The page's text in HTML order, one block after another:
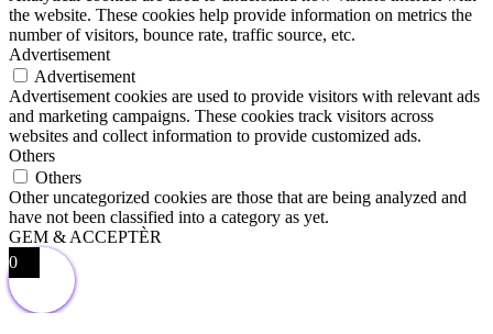
the website. These cookies help provide information on metrics the
number of visitors, bounce rate, traffic source, etc.
Advertisement
Advertisement
Advertisement cookies are used to provide visitors with relevant ads
and marketing campaigns. These cookies track visitors across
websites and collect information to provide customized ads.
Others
Others
Other uncategorized cookies are those that are being analyzed and
have not been classified into a category as yet.
GEM & ACCEPTÈR
0